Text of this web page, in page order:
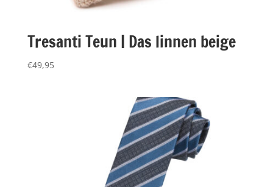
Tresanti Teun | Das linnen beige
€49,95